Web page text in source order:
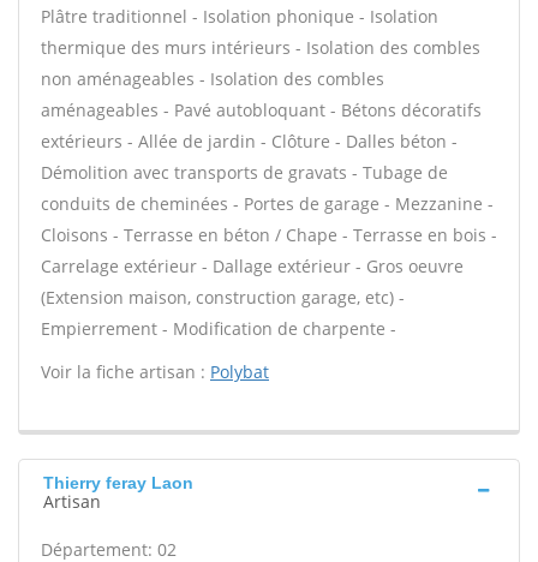
Plâtre traditionnel - Isolation phonique - Isolation
thermique des murs intérieurs - Isolation des combles
non aménageables - Isolation des combles
aménageables - Pavé autobloquant - Bétons décoratifs
extérieurs - Allée de jardin - Clôture - Dalles béton -
Démolition avec transports de gravats - Tubage de
conduits de cheminées - Portes de garage - Mezzanine -
Cloisons - Terrasse en béton / Chape - Terrasse en bois -
Carrelage extérieur - Dallage extérieur - Gros oeuvre
(Extension maison, construction garage, etc) -
Empierrement - Modification de charpente -
Voir la fiche artisan : Polybat
Thierry feray Laon
Artisan
Département: 02